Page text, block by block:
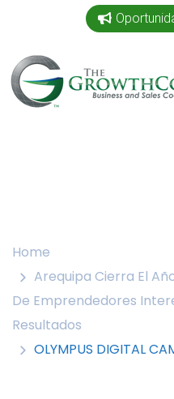
Home
Arequipa Cierra El
De Emprendedores
Resultados
OLYMPUS DIGITAL